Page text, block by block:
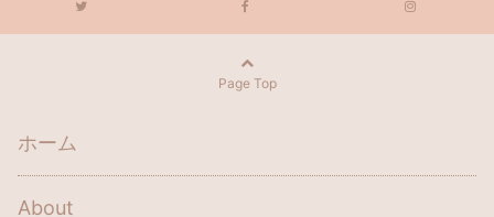
Page Top
ホーム
About